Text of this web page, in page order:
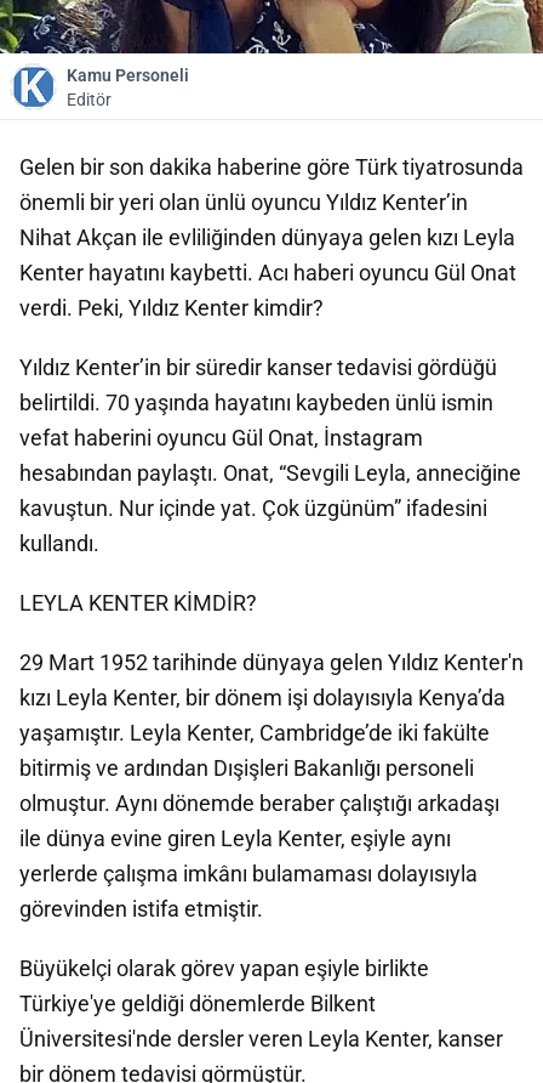
Kamu Personeli
Editör
Gelen bir son dakika haberine göre Türk tiyatrosunda
önemli bir yeri olan ünlü oyuncu Yıldız Kenter’in
Nihat Akçan ile evliliğinden dünyaya gelen kızı Leyla
Kenter hayatını kaybetti. Acı haberi oyuncu Gül Onat
verdi. Peki, Yıldız Kenter kimdir?
Yıldız Kenter’in bir süredir kanser tedavisi gördüğü
belirtildi. 70 yaşında hayatını kaybeden ünlü ismin
vefat haberini oyuncu Gül Onat, İnstagram
hesabından paylaştı. Onat, “Sevgili Leyla, anneciğine
kavuştun. Nur içinde yat. Çok üzgünüm” ifadesini
kullandı.
LEYLA KENTER KİMDİR?
29 Mart 1952 tarihinde dünyaya gelen Yıldız Kenter'n
kızı Leyla Kenter, bir dönem işi dolayısıyla Kenya’da
yaşamıştır. Leyla Kenter, Cambridge’de iki fakülte
bitirmiş ve ardından Dışişleri Bakanlığı personeli
olmuştur. Aynı dönemde beraber çalıştığı arkadaşı
ile dünya evine giren Leyla Kenter, eşiyle aynı
yerlerde çalışma imkânı bulamaması dolayısıyla
görevinden istifa etmiştir.
Büyükelçi olarak görev yapan eşiyle birlikte
Türkiye'ye geldiği dönemlerde Bilkent
Üniversitesi'nde dersler veren Leyla Kenter, kanser
bir dönem tedavisi görmüştür.